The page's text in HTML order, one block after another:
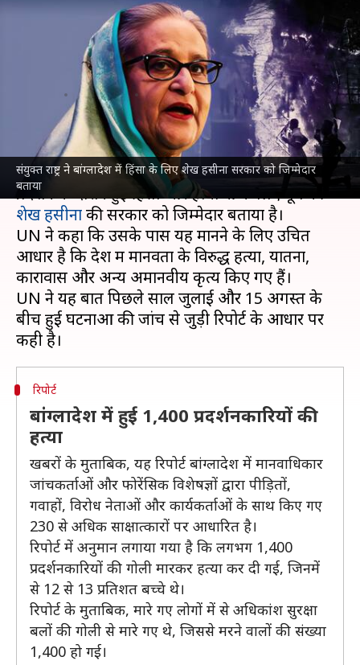
संयुक्त राष्ट्र ने बांग्लादेश में हिंसा के लिए शेख हसीना सरकार को जिम्मेदार
बताया
संयुक्त राष्ट्र ने बांग्लादेश में हिंसा का
जिम्मेदार शेख हसीना की सरकार को
Feb 12, 2025 02:26 pm
क्या है खबर?
संयुक्त राष्ट्र (UN)ने पिछले साल बांग्लादेश में विरोध-
प्रदर्शन के दौरान हुई हिंसा और हत्याओं के लिए पूर्व की
शेख हसीनाकी सरकार को जिम्मेदार बताया है।
UN ने कहा कि उसके पास यह मानने के लिए उचित
आधार है कि देश में मानवता के विरुद्ध हत्या, यातना,
कारावास और अन्य अमानवीय कृत्य किए गए हैं।
UN ने यह बात पिछले साल जुलाई और 15 अगस्त के
बीच हुई घटनाओं की जांच से जुड़ी रिपोर्ट के आधार पर
रिपोर्ट
बांग्लादेश में हुई 1,400 प्रदर्शनकारियों की
हत्या
खबरों के मुताबिक, यह रिपोर्ट बांग्लादेश में मानवाधिकार
जांचकर्ताओं और फोरेंसिक विशेषज्ञों द्वारा पीड़ितों,
गवाहों, विरोध नेताओं और कार्यकर्ताओं के साथ किए गए
230 से अधिक साक्षात्कारों पर आधारित है।
रिपोर्ट में अनुमान लगाया गया है कि लगभग 1,400
प्रदर्शनकारियों की गोली मारकर हत्या कर दी गई, जिनमें
से 12 से 13 प्रतिशत बच्चे थे।
रिपोर्ट के मुताबिक, मारे गए लोगों में से अधिकांश सुरक्षा
बलों की गोली से मारे गए थे, जिससे मरने वालों की संख्या
1,400 हो गई।